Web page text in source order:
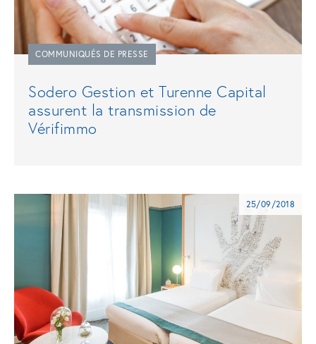
COMMUNIQUÉS DE PRESSE
Sodero Gestion et Turenne Capital
assurent la transmission de
Vérifimmo
25/09/2018